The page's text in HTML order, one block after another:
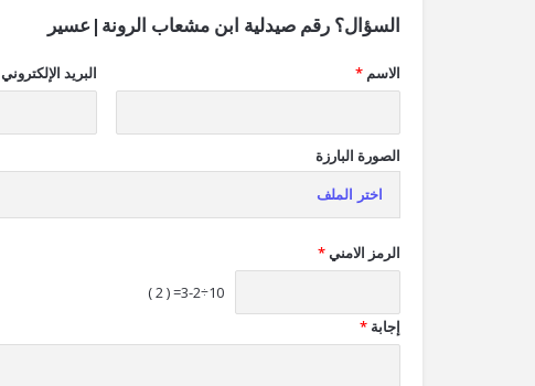
السؤال؟ رقم صيدلية ابن مشعاب الرونة|عسير
الاسم * البريد الإلكتروني
الصورة البارزة
اختر الملف
الرمز الامني*
10÷3-2= ( 2 )
إجابة *